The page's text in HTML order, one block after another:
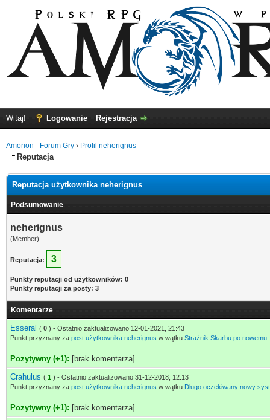
Witaj! Logowanie Rejestracja
Amorion - Forum Gry › Profil neherignus
Reputacja
Reputacja użytkownika neherignus
Podsumowanie
neherignus
(Member)
Reputacja: 3
Punkty reputacji od użytkowników: 0
Punkty reputacji za posty: 3
Komentarze
Esseral ( 0 ) - Ostatnio zaktualizowano 12-01-2021, 21:43
Punkt przyznany za post użytkownika neherignus w wątku Strażnik Skarbu po nowemu
Pozytywny (+1): [brak komentarza]
Crahulus ( 1 ) - Ostatnio zaktualizowano 31-12-2018, 12:13
Punkt przyznany za post użytkownika neherignus w wątku Długo oczekiwany nowy
Pozytywny (+1): [brak komentarza]